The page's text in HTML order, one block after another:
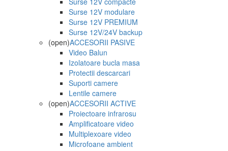
Surse 12V modulare
Surse 12V PREMIUM
Surse 12V/24V backup
(open)ACCESORII PASIVE
Video Balun
Izolatoare bucla masa
Protectii descarcari
Suporti camere
Lentile camere
(open)ACCESORII ACTIVE
Proiectoare infrarosu
Amplificatoare video
Multiplexoare video
Microfoane ambient